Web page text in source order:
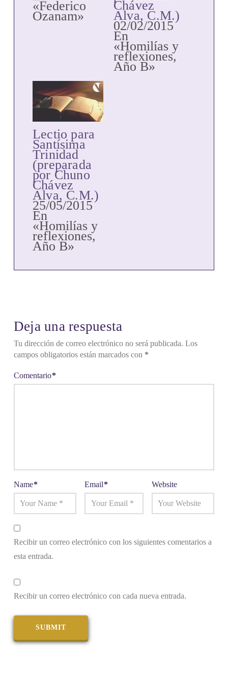
«Federico
Ozanam»
Chávez
Alva, C.M.)
02/02/2015
En
«Homilías y
reflexiones,
Año B»
Lectio para
Santísima
Trinidad
(preparada
por Chuno
Chávez
Alva, C.M.)
25/05/2015
En
«Homilías y
reflexiones,
Año B»
Deja una respuesta
Tu dirección de correo electrónico no será publicada. Los
campos obligatorios están marcados con *
Comentario*
Name* Email* Website
Recibir un correo electrónico con los siguientes comentarios a
esta entrada.
Recibir un correo electrónico con cada nueva entrada.